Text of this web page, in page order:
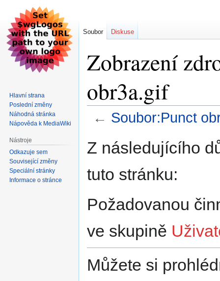
Zobrazení
obr3a.gif
← Soubor:Punct
na
na
Z následujícího
tuto stránku:
Požadovanou
ve skupině
Můžete si
Soubor Diskuse
Hlavní strana
Poslední změny
Náhodná stránka
Nápověda k MediaWiki
Nástroje
Odkazuje sem
Související změny
Speciální stránky
Informace o stránce